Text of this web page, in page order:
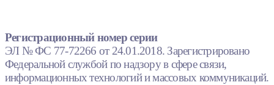
Регистрационный номер серии
ЭЛ № ФС 77-72266 от 24.01.2018. Зарегистрировано
Федеральной службой по надзору в сфере связи,
информационных технологий и массовых коммуникаций.